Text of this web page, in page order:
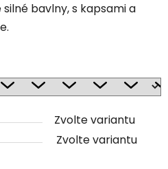
bavlny, s kapsami a
Zvolte variantu
Zvolte variantu